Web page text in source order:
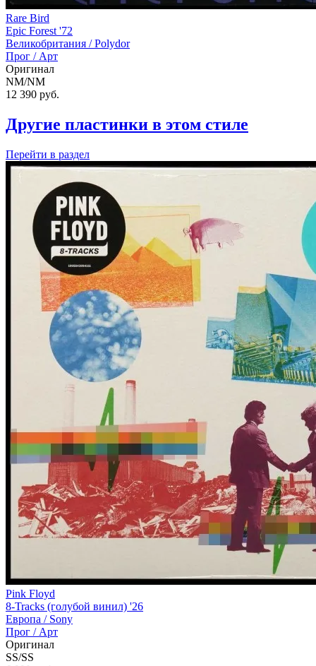
Rare Bird
Epic Forest '72
Великобритания /Polydor
Прог / Арт
Оригинал
NM/NM
12 390 руб.
Другие пластинки в этом стиле
Перейти в раздел
Pink Floyd
8-Tracks (голубой винил) '26
Европа / Sony
Прог / Арт
Оригинал
SS/SS